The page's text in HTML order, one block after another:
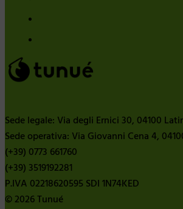
Sede legale: Via degli Ernici 30, 04100
Sede operativa: Via Giovanni Cena 4,
(+39) 0773 661760
(+39) 3519192281
P.IVA 02218620595 SDI 1N74KED
© 2026 Tunué